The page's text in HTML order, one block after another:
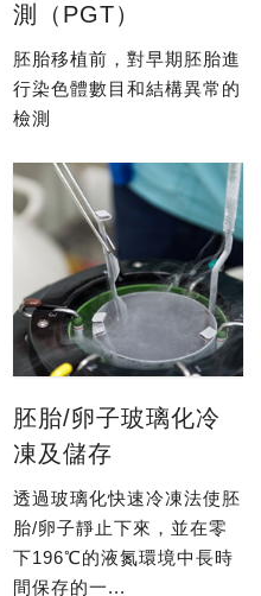
測（PGT）
胚胎移植前，對早期胚胎進
行染色體數目和結構異常的
檢測
胚胎/卵子玻璃化冷
凍及儲存
透過玻璃化快速冷凍法使胚
胎/卵子靜止下來，並在零
下196℃的液氮環境中長時
間保存的一...